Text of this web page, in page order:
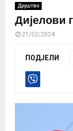
Друштво
Дијелови
21/02/2024
ПОДЈЕЛИ